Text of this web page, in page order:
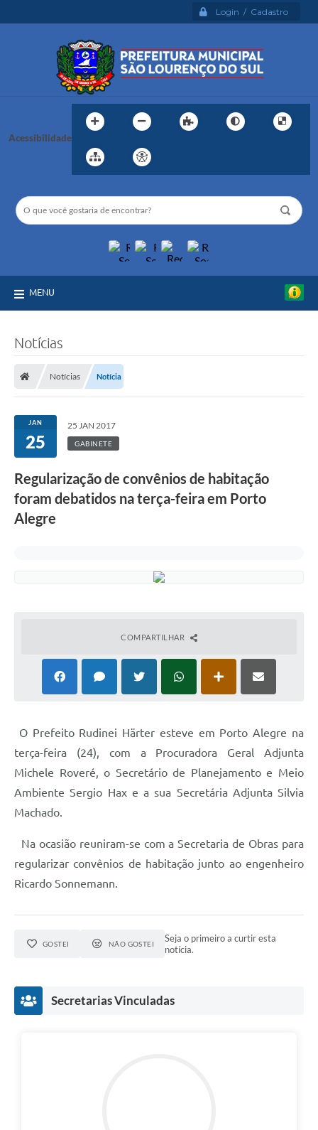
Login / Cadastro
Acessibilidade
MENU
Notícias
Notícias Notícia
JAN
25
25 JAN 2017
GABINETE
Regularização de convênios de habitação
foram debatidos na terça-feira em Porto
Alegre
COMPARTILHAR
O Prefeito Rudinei Härter esteve em Porto Alegre na
terça-feira (24), com a Procuradora Geral Adjunta
Michele Roveré, o Secretário de Planejamento e Meio
Ambiente Sergio Hax e a sua Secretária Adjunta Silvia
Machado.
Na ocasião reuniram-se com a Secretaria de Obras para
regularizar convênios de habitação junto ao engenheiro
Ricardo Sonnemann.
GOSTEI NÃO GOSTEI
Seja o primeiro a curtir esta
notícia.
Secretarias Vinculadas